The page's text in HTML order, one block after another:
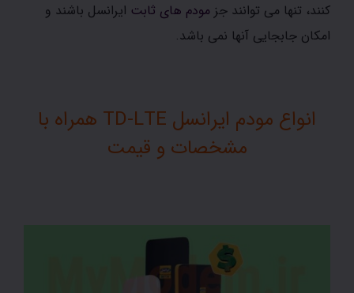
کنند، تنها می توانند جز مودم های ثابت ایرانسل باشند و
امکان جابجایی آنها نمی باشد.
انواع مودم ایرانسل TD-LTE همراه با
مشخصات و قیمت